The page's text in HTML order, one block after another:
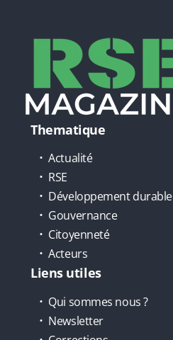
Thematique
Actualité
RSE
Développement durable
Gouvernance
Citoyenneté
Acteurs
Liens utiles
Qui sommes nous ?
Newsletter